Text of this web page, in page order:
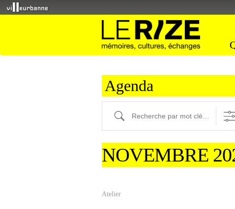
Agenda
Recherche par mot clé (ici) et / ou filtre
NOVEMBRE
Atelier